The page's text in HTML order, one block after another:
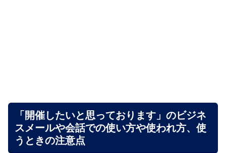
「開催したいと思っております」のビジネ
スメールや会話での使い方や使われ方、使
うときの注意点